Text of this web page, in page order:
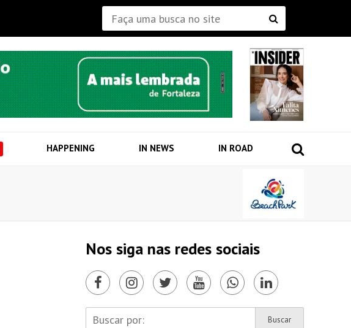
HAPPENING IN NEWS IN ROAD
Nos siga nas redes sociais